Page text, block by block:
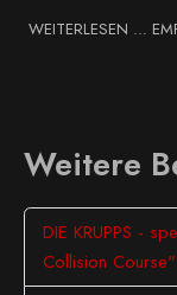
WEITERLESEN …
Weitere
DIE KRUPPS -
Collision